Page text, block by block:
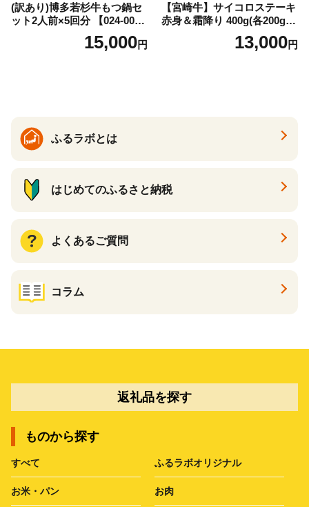
(訳あり)博多若杉牛もつ鍋セ
ット2人前×5回分 【024-002
15,000円
【宮崎牛】サイコロステーキ
赤身＆霜降り 400g(各200g×
１P 計2P) 真空パック 冷凍
13,000円
ふるラボとは
はじめてのふるさと納税
よくあるご質問
コラム
返礼品を探す
ものから探す
すべて ふるラボオリジナル
お米・パン お肉